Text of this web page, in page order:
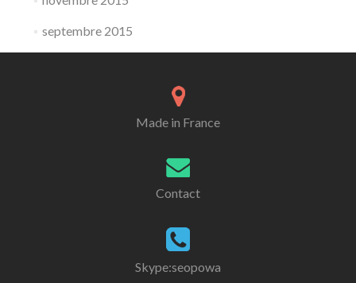
septembre 2015
Made in France
Contact
Skype:seopowa